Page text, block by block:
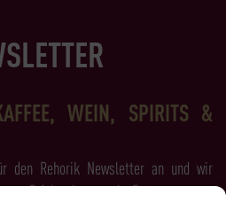
WEIN, SPIRITS &
den Rehorik Newsletter an und wir
- Erfahre immer als Erstes, was es